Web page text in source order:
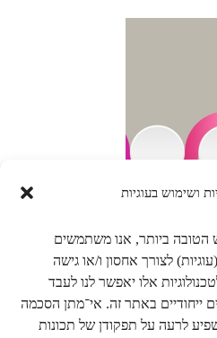
ושימוש בעוגיות
הטובה ביותר, אנו משתמשים
בטכנולוגיות כגון קובצי Cookie (עוגיות) לצורך אחסון ו/או גישה
אלו יאפשר לנו לעבד
ייחודיים באתר זה. אי־מתן הסכמה
לרעה על תפקודן של תכונות